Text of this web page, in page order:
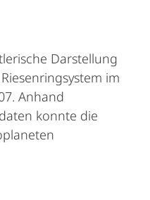
Darstellung
im
Anhand
konnte die